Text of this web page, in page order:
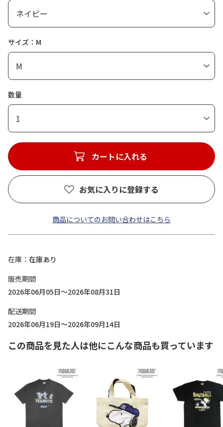
サイズ：M
数量
1
カートに入れる
お気に入りに登録する
商品についてのお問い合わせはこちら
在庫
在庫あり
販売期間
2026年06月05日～2026年08月31日
配送期間
2026年06月19日～2026年09月14日
この商品を見た人は他にこんな商品も買っています